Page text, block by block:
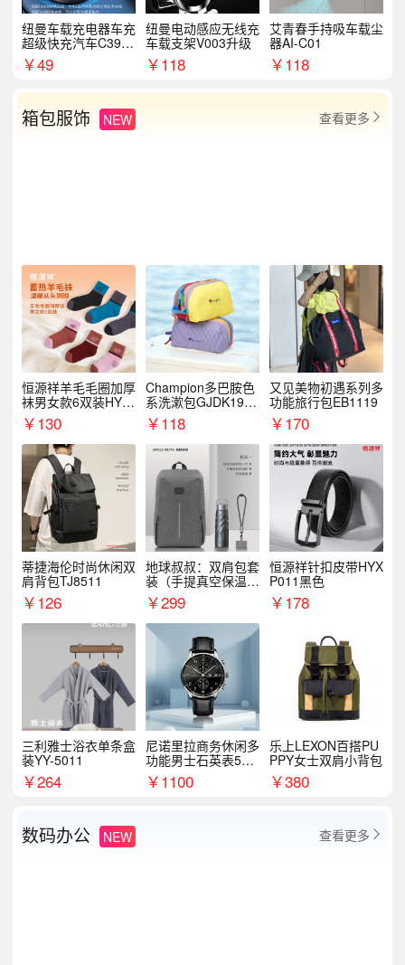
纽曼车载充电器车充
超级快充汽车C39提
手拉环
￥49
纽曼电动感应无线充
车载支架V003升级
￥118
艾青春手持吸车载尘
器AI-C01
￥118
箱包服饰 NEW 查看更多 
恒源祥羊毛毛圈加厚
袜男女款6双装HYX
068WZ
￥130
Champion多巴胺色
系洗漱包GJDK19R
1￥118
又见美物初遇系列多
功能旅行包EB1119
￥170
蒂捷海伦时尚休闲双
肩背包TJ8511
￥126
地球叔叔：双肩包套
装（手提真空保温杯
+手机挂绳）
￥299
恒源祥针扣皮带HYX
P011黑色
￥178
三利雅士浴衣单条盒
装YY-5011
￥264
尼诺里拉商务休闲多
功能男士石英表510
05
￥1100
乐上LEXON百搭PU
PPY女士双肩小背包
￥380
数码办公 NEW 查看更多 